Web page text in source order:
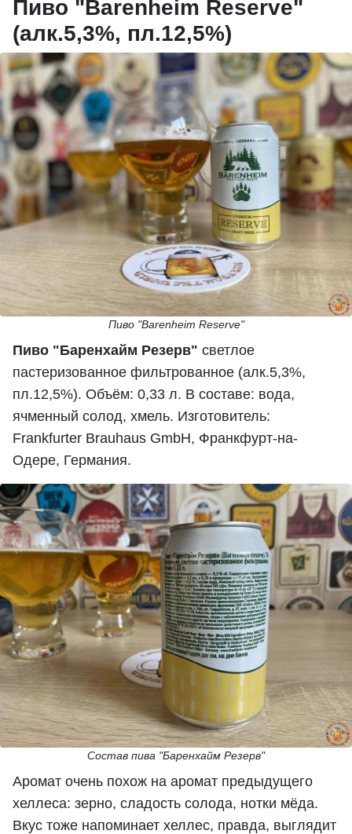
Пиво "Barenheim Reserve"
(алк.5,3%, пл.12,5%)
Пиво "Barenheim Reserve"
Пиво "Баренхайм Резерв" светлое
пастеризованное фильтрованное (алк.5,3%,
пл.12,5%). Объём: 0,33 л. В составе: вода,
ячменный солод, хмель. Изготовитель:
Frankfurter Brauhaus GmbH, Франкфурт-на-
Одере, Германия.
Состав пива "Баренхайм Резерв"
Аромат очень похож на аромат предыдущего
хеллеса: зерно, сладость солода, нотки мёда.
Вкус тоже напоминает хеллес, правда, выглядит